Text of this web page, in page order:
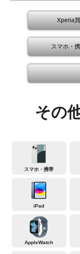
Xperia
スマホ・
その
スマホ・携帯
iPad
AppleWatch